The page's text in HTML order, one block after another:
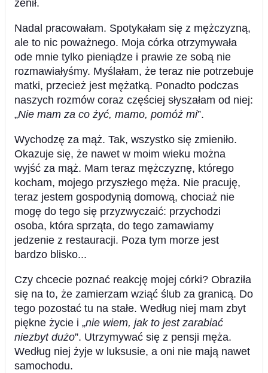
żenił.
Nadal pracowałam. Spotykałam się z mężczyzną,
ale to nic poważnego. Moja córka otrzymywała
ode mnie tylko pieniądze i prawie ze sobą nie
rozmawiałyśmy. Myślałam, że teraz nie potrzebuje
matki, przecież jest mężatką. Ponadto podczas
naszych rozmów coraz częściej słyszałam od niej:
„Nie mam za co żyć, mamo, pomóż mi”.
Wychodzę za mąż. Tak, wszystko się zmieniło.
Okazuje się, że nawet w moim wieku można
wyjść za mąż. Mam teraz mężczyznę, którego
kocham, mojego przyszłego męża. Nie pracuję,
teraz jestem gospodynią domową, chociaż nie
mogę do tego się przyzwyczaić: przychodzi
osoba, która sprząta, do tego zamawiamy
jedzenie z restauracji. Poza tym morze jest
bardzo blisko...
Czy chcecie poznać reakcję mojej córki? Obraziła
się na to, że zamierzam wziąć ślub za granicą. Do
tego pozostać tu na stałe. Według niej mam zbyt
piękne życie i „nie wiem, jak to jest zarabiać
niezbyt dużo”. Utrzymywać się z pensji męża.
Według niej żyje w luksusie, a oni nie mają nawet
samochodu.